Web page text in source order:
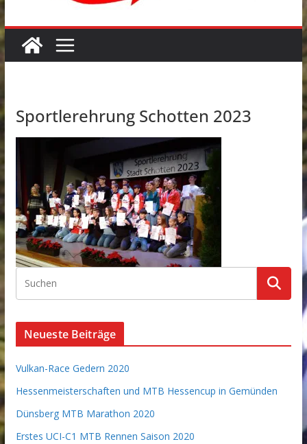
Sportlerehrung Schotten 2023
Neueste Beiträge
Vulkan-Race Gedern 2020
Hessenmeisterschaften und MTB Hessencup in Gemünden
Dünsberg MTB Marathon 2020
Erstes UCI-C1 MTB Rennen Saison 2020